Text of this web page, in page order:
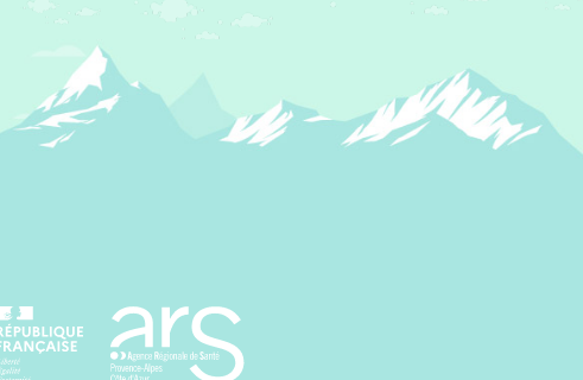
Agence régionale de santé Paca